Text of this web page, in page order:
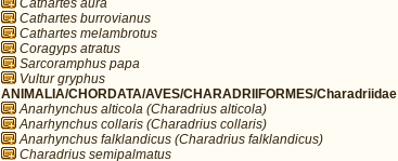
Cathartes aura
Cathartes burrovianus
Cathartes melambrotus
Coragyps atratus
Sarcoramphus papa
Vultur gryphus
ANIMALIA/CHORDATA/AVES/CHARADRIIFORMES/Charadriidae
Anarhynchus alticola (Charadrius alticola)
Anarhynchus collaris (Charadrius collaris)
Anarhynchus falklandicus (Charadrius falklandicus)
Charadrius semipalmatus